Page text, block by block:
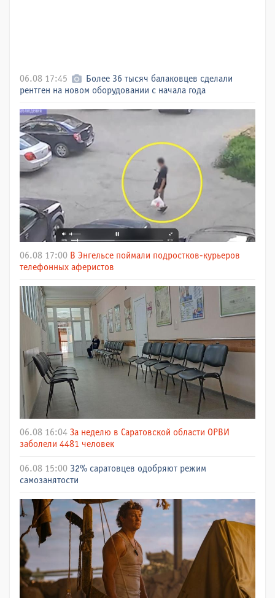
06.08 17:45
Более 36 тысяч балаковцев сделали
рентген на новом оборудовании с начала года
06.08 17:00 В Энгельсе поймали подростков-курьеров
телефонных аферистов
06.08 16:04 За неделю в Саратовской области ОРВИ
заболели 4481 человек
06.08 15:00 32% саратовцев одобряют режим
самозанятости